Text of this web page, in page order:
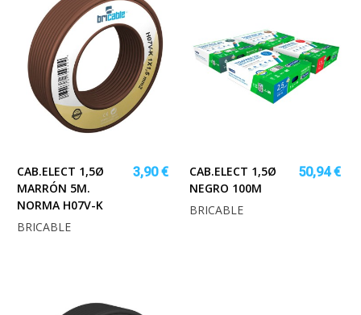
CAB.ELECT 1,5Ø
MARRÓN 5M.
NORMA H07V-K
3,90 €
BRICABLE
CAB.ELECT 1,5Ø
NEGRO 100M
50,94 €
BRICABLE